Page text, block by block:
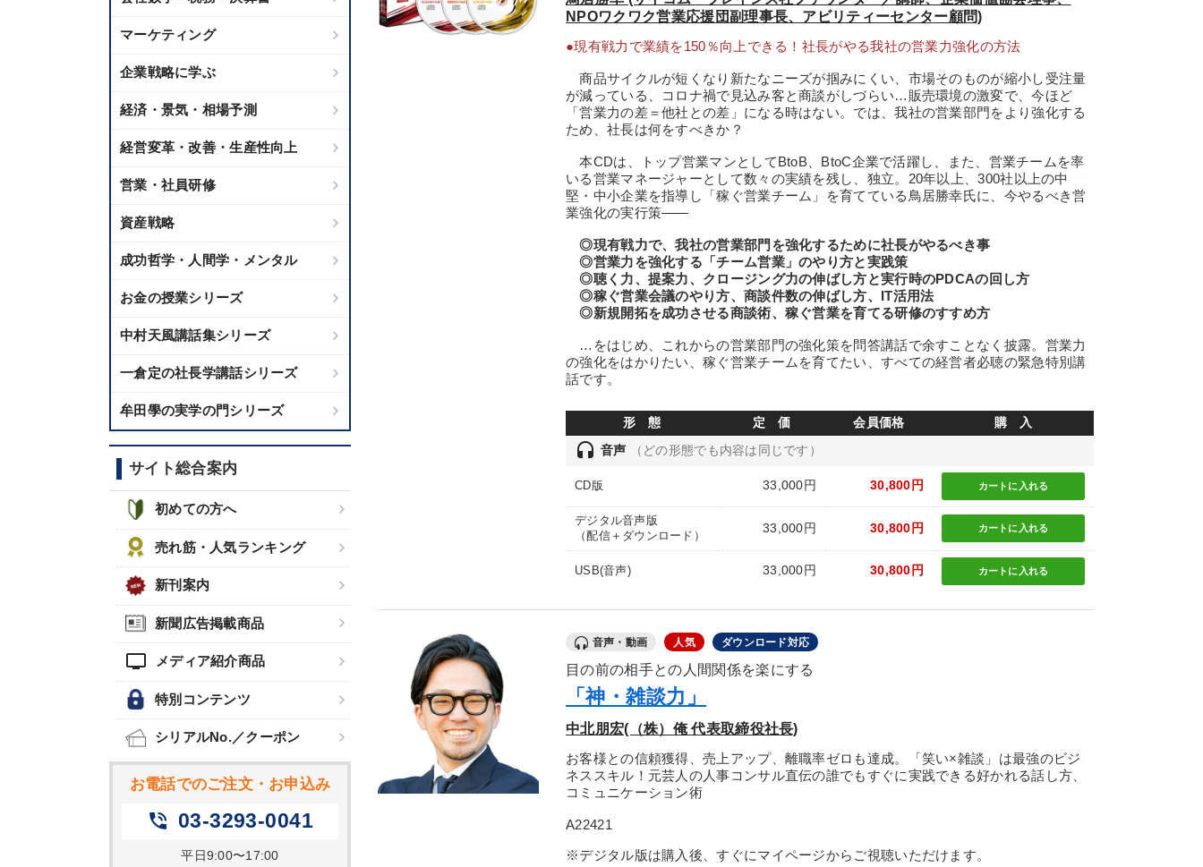
マーケティング
企業戦略に学ぶ
経済・景気・相場予測
経営変革・改善・生産性向上
営業・社員研修
資産戦略
成功哲学・人間学・メンタル
お金の授業シリーズ
中村天風講話集シリーズ
一倉定の社長学講話シリーズ
牟田學の実学の門シリーズ
サイト総合案内
初めての方へ
売れ筋・人気ランキング
新刊案内
新聞広告掲載商品
tv メディア紹介商品
特別コンテンツ
シリアルNo.／クーポン
お電話でのご注文・お申込み
phone_in_talk 03-3293-0041
平日9:00〜17:00
NPOワクワク営業応援団副理事長、アビリティーセンター顧問)
●現有戦力で業績を150％向上できる！社長がやる我社の営業力強化の方法
商品サイクルが短くなり新たなニーズが掴みにくい、市場そのものが縮小し受注量
が減っている、コロナ禍で見込み客と商談がしづらい…販売環境の激変で、今ほど
「営業力の差＝他社との差」になる時はない。では、我社の営業部門をより強化する
ため、社長は何をすべきか？
本CDは、トップ営業マンとしてBtoB、BtoC企業で活躍し、また、営業チームを率
いる営業マネージャーとして数々の実績を残し、独立。20年以上、300社以上の中
堅・中小企業を指導し「稼ぐ営業チーム」を育てている鳥居勝幸氏に、今やるべき営
業強化の実行策――
◎現有戦力で、我社の営業部門を強化するために社長がやるべき事
◎営業力を強化する「チーム営業」のやり方と実践策
◎聴く力、提案力、クロージング力の伸ばし方と実行時のPDCAの回し方
◎稼ぐ営業会議のやり方、商談件数の伸ばし方、IT活用法
◎新規開拓を成功させる商談術、稼ぐ営業を育てる研修のすすめ方
…をはじめ、これからの営業部門の強化策を問答講話で余すことなく披露。営業力
の強化をはかりたい、稼ぐ営業チームを育てたい、すべての経営者必聴の緊急特別講
話です。
形 態 定 価 会員価格 購 入
headset 音声 （どの形態でも内容は同じです）
CD版 33,000円 30,800円 カートに 入れる
デジタル音声版
（配信＋ダウンロード）
33,000円 30,800円 カートに 入れる
USB(音声) 33,000円 30,800円 カートに 入れる
音声・動画 人気 ダウンロード対応
目の前の相手との人間関係を楽にする
「神・雑談力」
中北朋宏(（株）俺 代表取締役社長)
お客様との信頼獲得、売上アップ、離職率ゼロも達成。「笑い×雑談」は最強のビジ
ネススキル！元芸人の人事コンサル直伝の誰でもすぐに実践できる好かれる話し方、
コミュニケーション術
A22421
※デジタル版は購入後、すぐにマイページからご視聴いただけます。